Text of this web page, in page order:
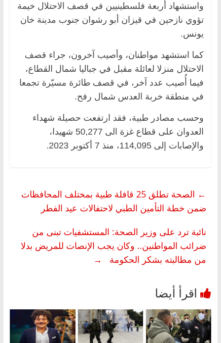
واستشهاد أربعة فلسطينيين في قصف الاحتلال خيمة
تؤوي نازحين في قيزان أبو رشوان جنوب مدينة خان
يونس.
كما استشهد مواطنان، وأصيب آخرون، جراء قصف
الاحتلال منزلا لعائلة مقبل في جباليا شمال القطاع،
فيما أُصيب عدد آخر، في قصف طائرة مسيّرة تجمعا
في منطقة خربة العدس شمال رفح.
وحسب مصادر طبية، فقد ارتفعت حصيلة شهداء
العدوان على قطاع غزة الى 50,277 شهيدا،
والإصابات إلى 114,095، منذ 7 أكتوبر 2023.
←
الصحة تطلق 25 قافلة طبية بمختلف المحافظات
ضمن خطة التأمين الطبي لاحتفالات عيد الفطر
نائبة ترد على وزير الصحة: المستشفيات تبنى من
ضرائب المواطنين.. وكان يجب الإنصات للمريض بدلا
من مطالبته بشكر الحكومة
→